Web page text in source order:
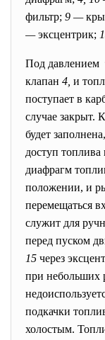
фильтр; 9 —
—эксцентрик;
Под давлением
клапан 4, и
поступает в
случае закрыт.
будет
доступ
диафрагм
положении, и
перемещаться
служит для
перед пуском
15 через
при небольших
подкачки
холостым.